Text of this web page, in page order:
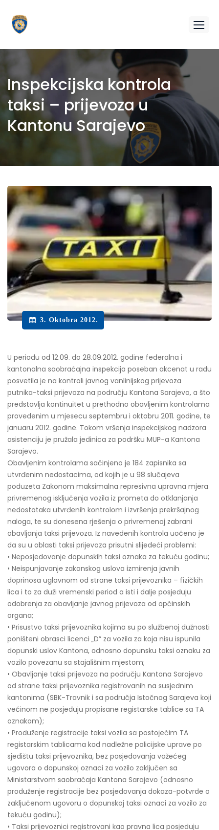
Inspekcijska kontrola
taksi – prijevoza u
Kantonu Sarajevo
3. Oktobra 2012.
U periodu od 12.09. do 28.09.2012. godine federalna i
kantonalna saobraćajna inspekcija poseban akcenat u radu
posvetila je na kontroli javnog vanlinijskog prijevoza
putnika-taksi prijevoza na području Kantona Sarajevo, a što
predstavlja kontinuitet u prethodno obavljenim kontrolama
provedenim u mjesecu septembru i oktobru 2011. godine, te
januaru 2012. godine. Tokom vršenja inspekcijskog nadzora
asistenciju je pružala jedinica za podršku MUP-a Kantona
Sarajevo.
Obavljenim kontrolama sačinjeno je 184 zapisnika sa
utvrđenim nedostacima, od kojih je u 98 slučajeva
poduzeta Zakonom maksimalna represivna upravna mjera
privremenog isključenja vozila iz prometa do otklanjanja
nedostataka utvrđenih kontrolom i izvršenja prekršajnog
naloga, te su donesena rješenja o privremenoj zabrani
obavljanja taksi prijevoza. Iz navedenih kontrola uočeno je
da su u oblasti taksi prijevoza prisutni slijedeći problemi:
• Neposjedovanje dopunskih taksi oznaka za tekuću godinu;
• Neispunjavanje zakonskog uslova izmirenja javnih
doprinosa uglavnom od strane taksi prijevoznika – fizičkih
lica i to za duži vremenski period a isti i dalje posjeduju
odobrenja za obavljanje javnog prijevoza od općinskih
organa;
• Prisustvo taksi prijevoznika kojima su po službenoj dužnosti
poništeni obrasci licenci „D” za vozila za koja nisu ispunila
dopunski uslov Kantona, odnosno dopunsku taksi oznaku za
vozilo povezanu sa stajališnim mjestom;
• Obavljanje taksi prijevoza na području Kantona Sarajevo
od strane taksi prijevoznika registrovanih na susjednim
kantonima (SBK-Travnik i sa područja Istočnog Sarajeva koji
većinom ne posjeduju propisane registarske tablice sa TA
oznakom);
• Produženje registracije taksi vozila sa postojećim TA
registarskim tablicama kod nadležne policijske uprave po
sjedištu taksi prijevoznika, bez posjedovanja važećeg
ugovora o dopunskoj oznaci za vozilo zaključen sa
Ministarstvom saobraćaja Kantona Sarajevo (odnosno
produženje registracije bez posjedovanja dokaza-potvrde o
zaključenom ugovoru o dopunskoj taksi oznaci za vozilo za
tekuću godinu);
• Taksi prijevoznici registrovani kao pravna lica posjeduju